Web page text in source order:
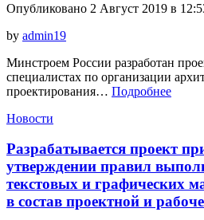
Опубликовано 2 Август 2019 в
by admin19
Минстроем России разработан
специалистах по организации
проектирования… Подробнее
Новости
Разрабатывается проект
утверждении правил
текстовых и графических
в состав проектной и